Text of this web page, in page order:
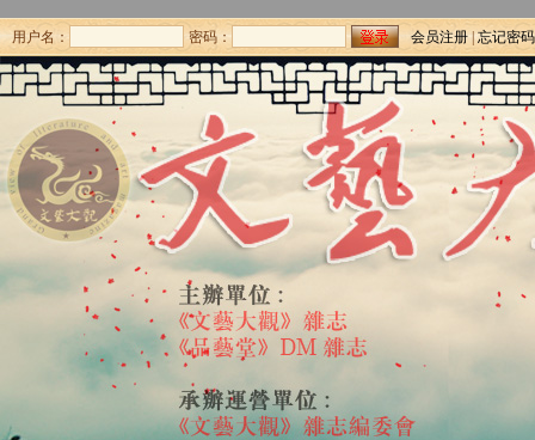
用户名： 密码： 会员注册|忘记密码